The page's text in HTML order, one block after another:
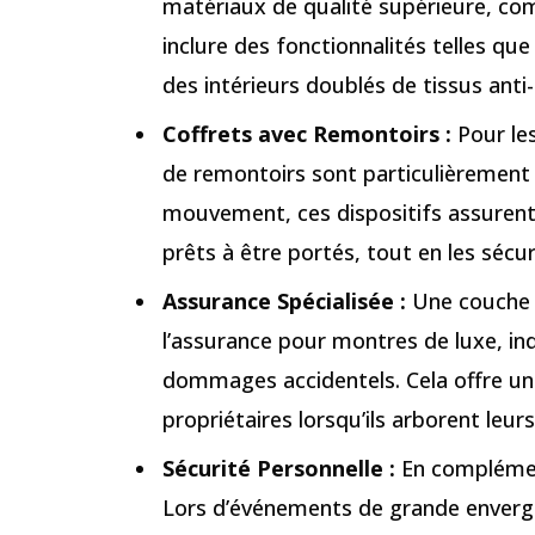
matériaux de qualité supérieure,
inclure des fonctionnalités telles
des intérieurs doublés de tissus
Coffrets avec Remontoirs : Pour
de remontoirs sont
mouvement, ces dispositifs
prêts à être portés, tout en les
Assurance Spécialisée : Une
l’assurance pour montres de luxe,
dommages accidentels. Cela offre
propriétaires lorsqu’ils arborent
Sécurité Personnelle : En
Lors d’événements de grande